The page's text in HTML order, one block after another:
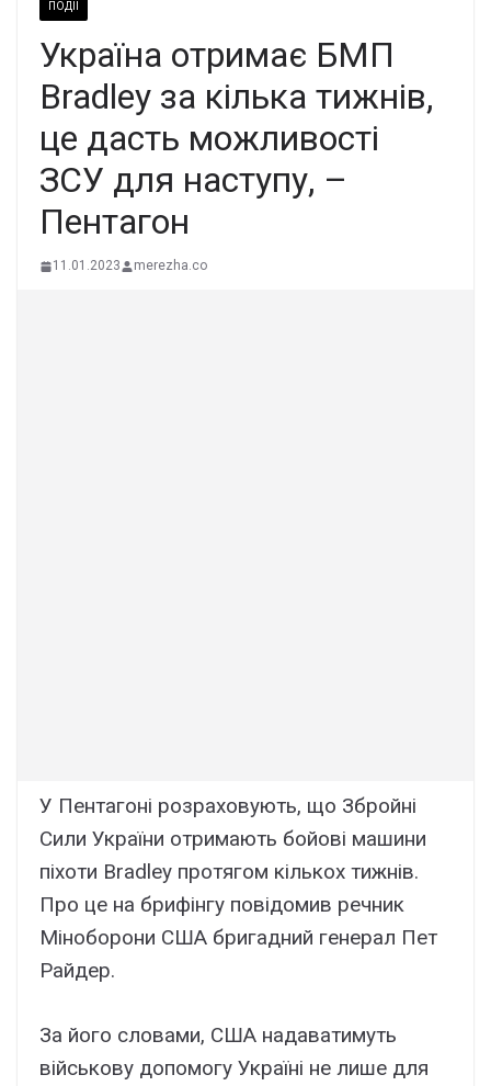
ПОДІЇ
Україна отримає БМП
Bradley за кілька тижнів,
це дасть можливості
ЗСУ для наступу, –
Пентагон
11.01.2023 merezha.co
У Пентагоні розраховують, що Збройні
Сили України отримають бойові машини
піхоти Bradley протягом кількох тижнів.
Про це на брифінгу повідомив речник
Міноборони США бригадний генерал Пет
Райдер.
За його словами, США надаватимуть
військову допомогу Україні не лише для